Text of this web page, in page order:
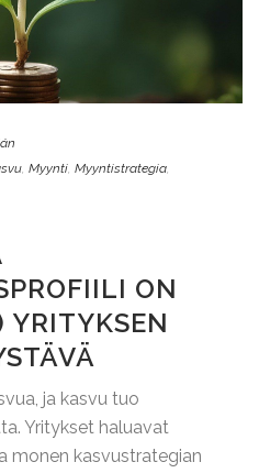
, Myynti, Myyntistrategia,
ON
YRITYKSEN
ja kasvu tuo
Yritykset haluavat
monen kasvustrategian